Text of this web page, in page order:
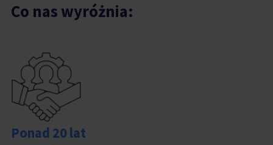
Co nas wyróżnia:
Ponad 20 lat